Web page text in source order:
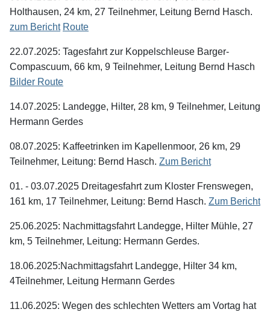
Holthausen, 24 km, 27 Teilnehmer, Leitung Bernd Hasch.
zum Bericht Route
22.07.2025: Tagesfahrt zur Koppelschleuse Barger-
Compascuum, 66 km, 9 Teilnehmer, Leitung Bernd Hasch
Bilder Route
14.07.2025: Landegge, Hilter, 28 km, 9 Teilnehmer, Leitung
Hermann Gerdes
08.07.2025: Kaffeetrinken im Kapellenmoor, 26 km, 29
Teilnehmer, Leitung: Bernd Hasch. Zum Bericht
01. - 03.07.2025 Dreitagesfahrt zum Kloster Frenswegen,
161 km, 17 Teilnehmer, Leitung: Bernd Hasch. Zum Bericht
25.06.2025: Nachmittagsfahrt Landegge, Hilter Mühle, 27
km, 5 Teilnehmer, Leitung: Hermann Gerdes.
18.06.2025:Nachmittagsfahrt Landegge, Hilter 34 km,
4Teilnehmer, Leitung Hermann Gerdes
11.06.2025: Wegen des schlechten Wetters am Vortag hat